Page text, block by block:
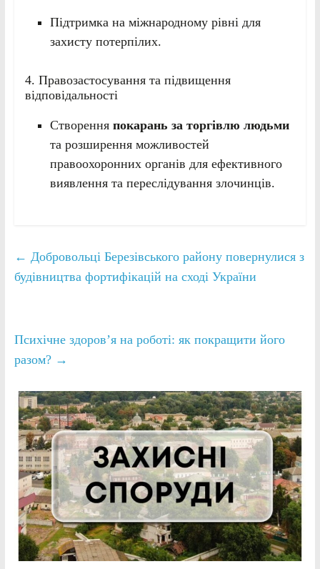
Підтримка на міжнародному рівні для
захисту потерпілих.
4. Правозастосування та підвищення
відповідальності
Створення покарань за торгівлю людьми
та розширення можливостей
правоохоронних органів для ефективного
виявлення та переслідування злочинців.
← Добровольці Березівського району повернулися з
будівництва фортифікацій на сході України
Психічне здоров’я на роботі: як покращити його
разом? →